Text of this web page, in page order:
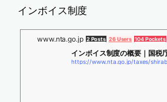
インボイス制度
www.nta.go.jp 2 Posts 26 Users 104 Pockets
インボイス制度の概要｜国税